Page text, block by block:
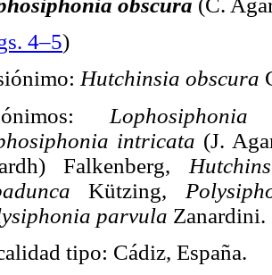
obscura (C.
4–5)
Hutchinsia obscura
intricata (J.
Falkenberg,
Kützing,
parvula Zanardini.
tipo: Cádiz, España.